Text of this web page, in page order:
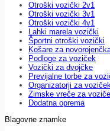
Otroški vozički 2v1
Otroški vozički 3v1
Otroški vozički 4v1
Lahki marela vozički
Športni otroški vozički
Košare za
Podloge za voziček
Vozički za dvojčke
Previjalne torbe za
Organizatorji za
Zimske vreče za
Dodatna oprema
Blagovne znamke